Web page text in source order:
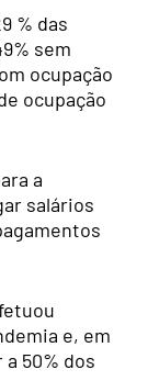
% das
sem
ocupação
ocupação
a
salários
e, em
50% dos